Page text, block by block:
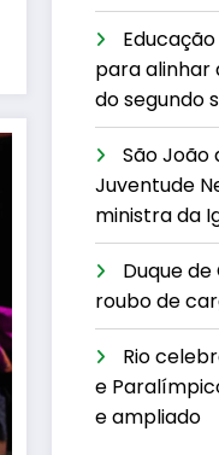
para
do segundo
São João
Juventude
ministra da
Duque
roubo de
Rio
e
e ampliado